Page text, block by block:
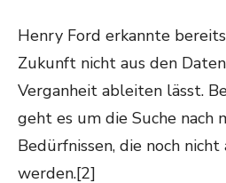
Henry Ford erkannte
Zukunft nicht aus den
Verganheit ableiten lässt.
geht es um die Suche nach
Bedürfnissen, die noch
werden.[2]